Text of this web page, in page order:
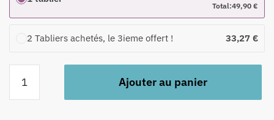
Total:49,90 €
2 Tabliers achetés, le 3ieme offert ! 33,27 €
Tablier
Ajouter au panier